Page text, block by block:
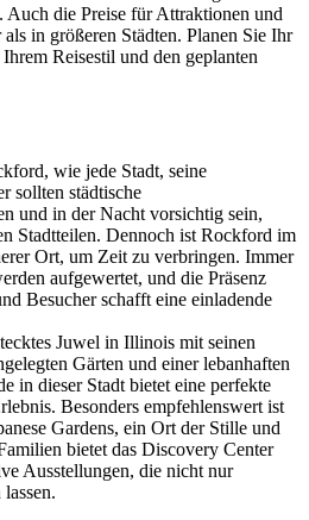
. Auch die Preise für Attraktionen und
in größeren Städten. Planen Sie Ihr
Reisestil und den geplanten
wie jede Stadt, seine
sollten städtische
und in der Nacht vorsichtig sein,
Stadtteilen. Dennoch ist Rockford im
Ort, um Zeit zu verbringen. Immer
aufgewertet, und die Präsenz
Besucher schafft eine einladende
Juwel in Illinois mit seinen
Gärten und einer lebanhaften
in dieser Stadt bietet eine perfekte
Besonders empfehlenswert ist
Gardens, ein Ort der Stille und
bietet das Discovery Center
Ausstellungen, die nicht nur